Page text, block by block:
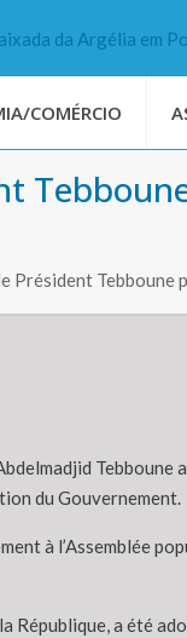
COMÉRCIO
Président
du Gouvernement.
à l’Assemblée
a été